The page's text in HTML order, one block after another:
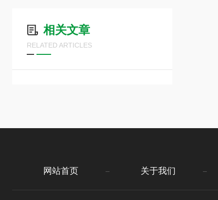
相关文章
RELATED ARTICLES
网站首页 关于我们